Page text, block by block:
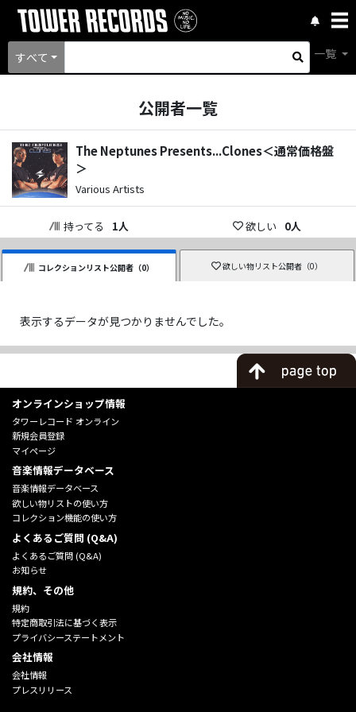
すべて 一覧
公開者一覧
The Neptunes Presents...Clones＜通常価格盤
＞
Various Artists
持ってる 1人 欲しい 0人
コレクションリスト公開者（0） 欲しい物リスト公開者（0）
表示するデータが見つかりませんでした。
オンラインショップ情報
タワーレコード オンライン
新規会員登録
マイページ
音楽情報データベース
音楽情報データベース
欲しい物リストの使い方
コレクション機能の使い方
よくあるご質問 (Q&A)
よくあるご質問 (Q&A)
お知らせ
規約、その他
規約
特定商取引法に基づく表示
プライバシーステートメント
会社情報
会社情報
プレスリリース